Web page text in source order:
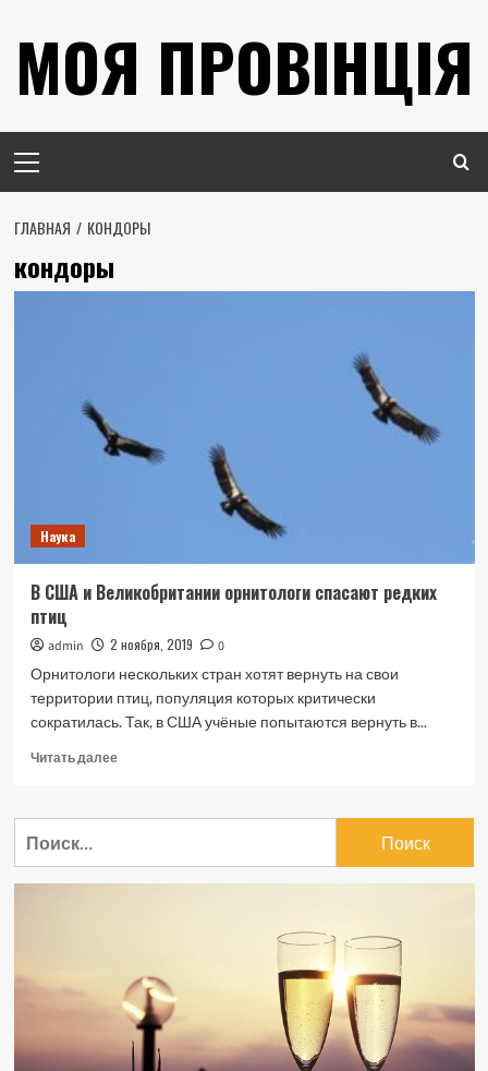
содержимому
МОЯ ПРОВІНЦІЯ
меню
ГЛАВНАЯ КОНДОРЫ
кондоры
Наука
В США и Великобритании орнитологи спасают редких
птиц
admin 2 ноября, 2019
0
Орнитологи нескольких стран хотят вернуть на свои
территории птиц, популяция которых критически
сократилась. Так, в США учёные попытаются вернуть в...
Читать далееПрочитать
В